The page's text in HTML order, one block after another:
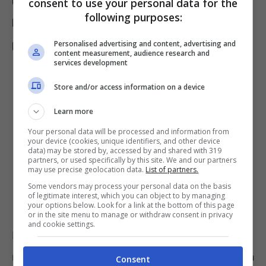
bollo auto e dell’imposta di trascrizione sui
passaggi di proprietà.
Possono richiedere l’agevolazione i sordi, i
non vedenti e soggetti affetti da una disabilità
consent to use your personal data for the
following purposes:
Personalised advertising and content, advertising and
content measurement, audience research and
services development
Store and/or access information on a device
Learn more
Your personal data will be processed and information from
your device (cookies, unique identifiers, and other device
data) may be stored by, accessed by and shared with 319
partners, or used specifically by this site. We and our partners
may use precise geolocation data. List of partners.
Some vendors may process your personal data on the basis
of legitimate interest, which you can object to by managing
your options below. Look for a link at the bottom of this page
or in the site menu to manage or withdraw consent in privacy
and cookie settings.
Consent